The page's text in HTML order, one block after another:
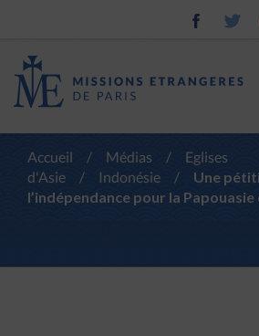
Accueil / Médias /
Eglises
d'Asie
/ Indonésie /
Une
l’indépendance pour la